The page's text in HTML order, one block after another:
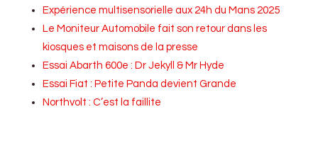
Expérience multisensorielle aux 24h du Mans 2025
Le Moniteur Automobile fait son retour dans les
kiosques et maisons de la presse
Essai Abarth 600e : Dr Jekyll & Mr Hyde
Essai Fiat : Petite Panda devient Grande
Northvolt : C’est la faillite